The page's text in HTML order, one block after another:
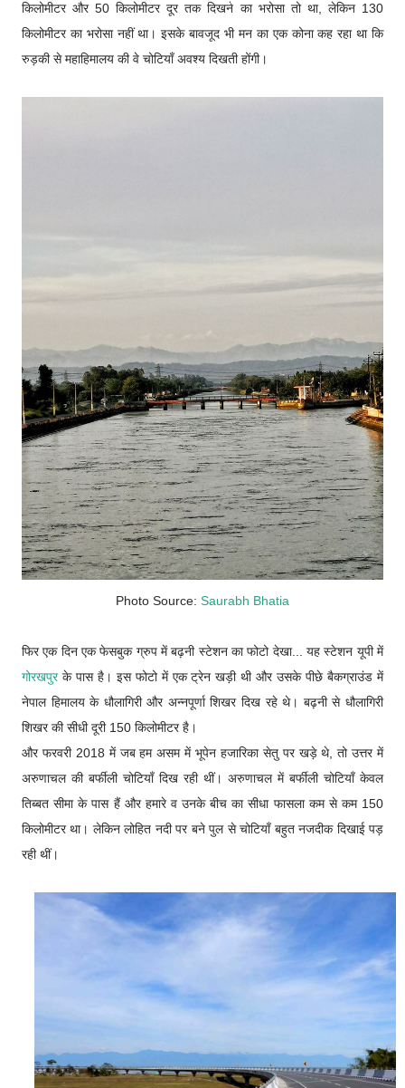
किलोमीटर और 50 किलोमीटर दूर तक दिखने का भरोसा तो था, लेकिन 130
किलोमीटर का भरोसा नहीं था। इसके बावजूद भी मन का एक कोना कह रहा था कि
रुड़की से महाहिमालय की वे चोटियाँ अवश्य दिखती होंगी।
Photo Source: Saurabh Bhatia
फिर एक दिन एक फेसबुक ग्रुप में बढ़नी स्टेशन का फोटो देखा... यह स्टेशन यूपी में
गोरखपुरके पास है। इस फोटो में एक ट्रेन खड़ी थी और उसके पीछे बैकग्राउंड में
नेपाल हिमालय के धौलागिरी और अन्नपूर्णा शिखर दिख रहे थे। बढ़नी से धौलागिरी
शिखर की सीधी दूरी 150 किलोमीटर है।
और फरवरी 2018 में जब हम असम में भूपेन हजारिका सेतु पर खड़े थे, तो उत्तर में
अरुणाचल की बर्फीली चोटियाँ दिख रही थीं। अरुणाचल में बर्फीली चोटियाँ केवल
तिब्बत सीमा के पास हैं और हमारे व उनके बीच का सीधा फासला कम से कम 150
किलोमीटर था। लेकिन लोहित नदी पर बने पुल से चोटियाँ बहुत नजदीक दिखाई पड़
रही थीं।